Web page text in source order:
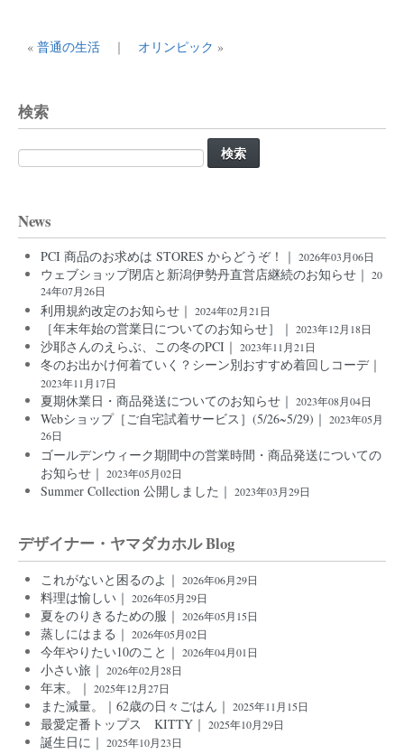
« 普通の生活 ｜ オリンピック »
検索
検
索:
News
PCI 商品のお求めは STORES からどうぞ！｜ 2026年03月06日
ウェブショップ閉店と新潟伊勢丹直営店継続のお知らせ｜ 20
24年07月26日
利用規約改定のお知らせ｜ 2024年02月21日
［年末年始の営業日についてのお知らせ］｜ 2023年12月18日
沙耶さんのえらぶ、この冬のPCI｜ 2023年11月21日
冬のお出かけ何着ていく？シーン別おすすめ着回しコーデ｜
2023年11月17日
夏期休業日・商品発送についてのお知らせ｜ 2023年08月04日
Webショップ［ご自宅試着サービス］(5/26~5/29)｜ 2023年05月
26日
ゴールデンウィーク期間中の営業時間・商品発送についての
お知らせ｜ 2023年05月02日
Summer Collection 公開しました｜ 2023年03月29日
デザイナー・ヤマダカホル Blog
これがないと困るのよ｜ 2026年06月29日
料理は愉しい｜ 2026年05月29日
夏をのりきるための服｜ 2026年05月15日
蒸しにはまる｜ 2026年05月02日
今年やりたい10のこと｜ 2026年04月01日
小さい旅｜ 2026年02月28日
年末。｜ 2025年12月27日
また減量。｜62歳の日々ごはん｜ 2025年11月15日
最愛定番トップス KITTY｜ 2025年10月29日
誕生日に｜ 2025年10月23日